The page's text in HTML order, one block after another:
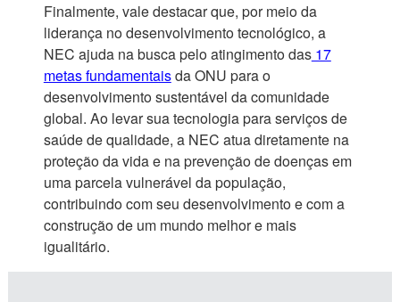
Finalmente, vale destacar que, por meio da
liderança no desenvolvimento tecnológico, a
NEC ajuda na busca pelo atingimento das17
metas fundamentaisda ONU para o
desenvolvimento sustentável da comunidade
global. Ao levar sua tecnologia para serviços de
saúde de qualidade, a NEC atua diretamente na
proteção da vida e na prevenção de doenças em
uma parcela vulnerável da população,
contribuindo com seu desenvolvimento e com a
construção de um mundo melhor e mais
igualitário.